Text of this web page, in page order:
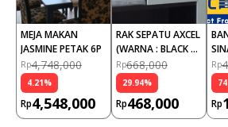
MEJA MAKAN
JASMINE PETAK 6P
Rp4,748,000
4.21%
Rp4,548,000
RAK SEPATU AXCEL
(WARNA : BLACK
LIGHT GREY)
Rp668,000
29.94%
Rp468,000
Rp
Rp